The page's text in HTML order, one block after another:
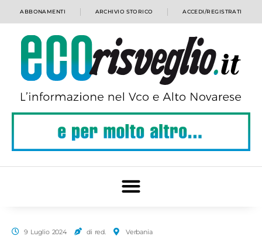
ABBONAMENTI ARCHIVIO STORICO ACCEDI/REGISTRATI
9 Luglio 2024 di red. Verbania